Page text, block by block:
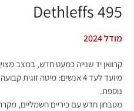
Dethleffs 495
מודל 2024
קרוואן יד שנייה כמעט חדש, במצב
מיועד לעד 4 אנשים: מיטה
נוספת.
מטבחון חדש עם כיריים חשמליים, מקרר